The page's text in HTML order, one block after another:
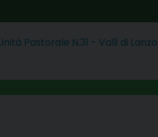
Pastorale N.31 - Valli di Lanzo